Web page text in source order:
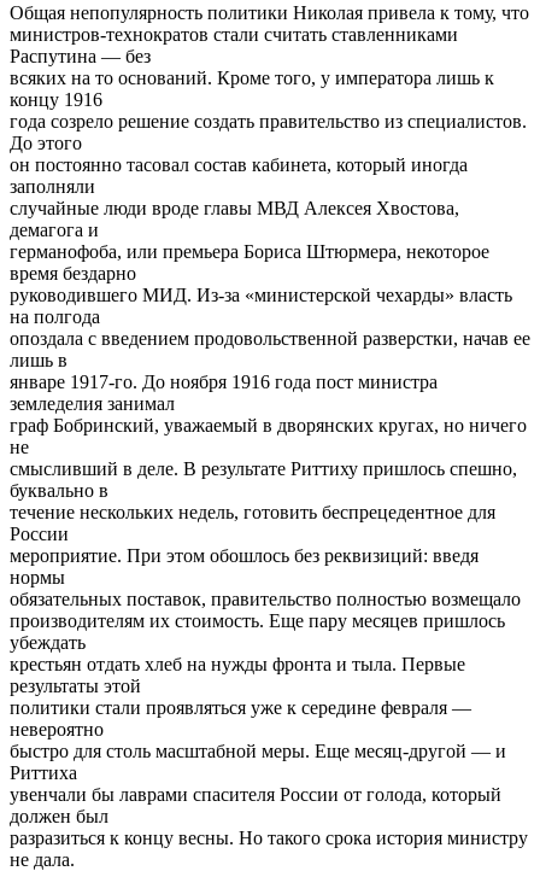
Общая непопулярность политики Николая привела к тому, что
министров-технократов стали считать ставленниками
Распутина — без
всяких на то оснований. Кроме того, у императора лишь к
концу 1916
года созрело решение создать правительство из специалистов.
До этого
он постоянно тасовал состав кабинета, который иногда
заполняли
случайные люди вроде главы МВД Алексея Хвостова,
демагога и
германофоба, или премьера Бориса Штюрмера, некоторое
время бездарно
руководившего МИД. Из-за «министерской чехарды» власть
на полгода
опоздала с введением продовольственной разверстки, начав ее
лишь в
январе 1917-го. До ноября 1916 года пост министра
земледелия занимал
граф Бобринский, уважаемый в дворянских кругах, но ничего
не
смысливший в деле. В результате Риттиху пришлось спешно,
буквально в
течение нескольких недель, готовить беспрецедентное для
России
мероприятие. При этом обошлось без реквизиций: введя
нормы
обязательных поставок, правительство полностью возмещало
производителям их стоимость. Еще пару месяцев пришлось
убеждать
крестьян отдать хлеб на нужды фронта и тыла. Первые
результаты этой
политики стали проявляться уже к середине февраля —
невероятно
быстро для столь масштабной меры. Еще месяц-другой — и
Риттиха
увенчали бы лаврами спасителя России от голода, который
должен был
разразиться к концу весны. Но такого срока история министру
не дала.